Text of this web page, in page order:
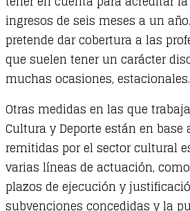
ingresos de seis meses a un
pretende dar cobertura a las
que suelen tener un carácter
muchas ocasiones, estacionales.
Otras medidas en las que
Cultura y Deporte están en base
remitidas por el sector cultural
varias líneas de actuación,
plazos de ejecución y
subvenciones concedidas y la